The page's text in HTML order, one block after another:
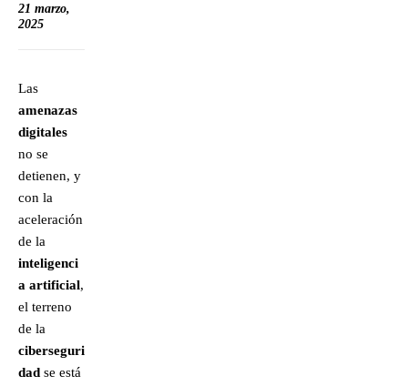
21 marzo,
2025
Las
amenazas
digitales
no se
detienen, y
con la
aceleración
de la
inteligenci
a artificial,
el terreno
de la
ciberseguri
dad se está